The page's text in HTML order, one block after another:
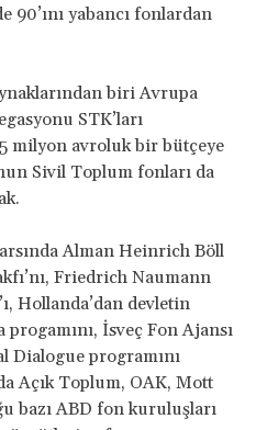
90’ını yabancı fonlardan
biri Avrupa
STK’ları
milyon avroluk bir bütçeye
Sivil Toplum fonları da
Alman Heinrich Böll
Friedrich Naumann
Hollanda’dan devletin
İsveç Fon Ajansı
Dialogue programını
Açık Toplum, OAK, Mott
bazı ABD fon kuruluşları